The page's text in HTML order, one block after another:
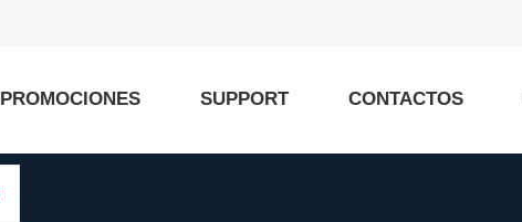
PROMOCIONES SUPPORT CONTACTOS